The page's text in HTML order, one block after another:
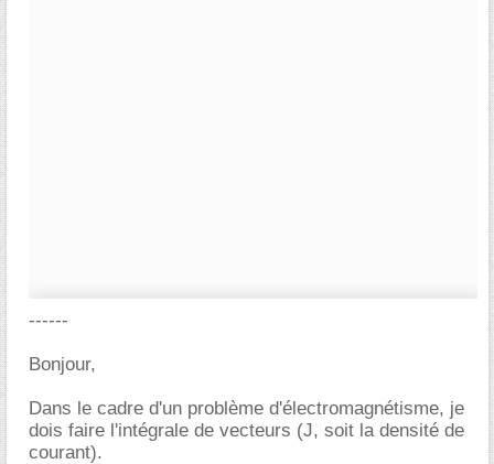
------
Bonjour,
Dans le cadre d'un problème d'électromagnétisme, je
dois faire l'intégrale de vecteurs (J, soit la densité de
courant).